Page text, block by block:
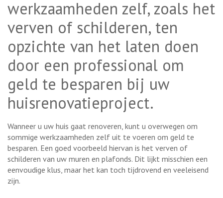
werkzaamheden zelf, zoals het
verven of schilderen, ten
opzichte van het laten doen
door een professional om
geld te besparen bij uw
huisrenovatieproject.
Wanneer u uw huis gaat renoveren, kunt u overwegen om
sommige werkzaamheden zelf uit te voeren om geld te
besparen. Een goed voorbeeld hiervan is het verven of
schilderen van uw muren en plafonds. Dit lijkt misschien een
eenvoudige klus, maar het kan toch tijdrovend en veeleisend
zijn.